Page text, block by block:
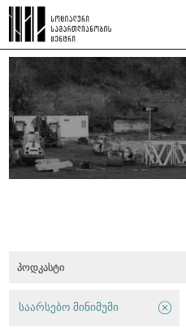
პოდკასტი
საარსებო მინიმუმი